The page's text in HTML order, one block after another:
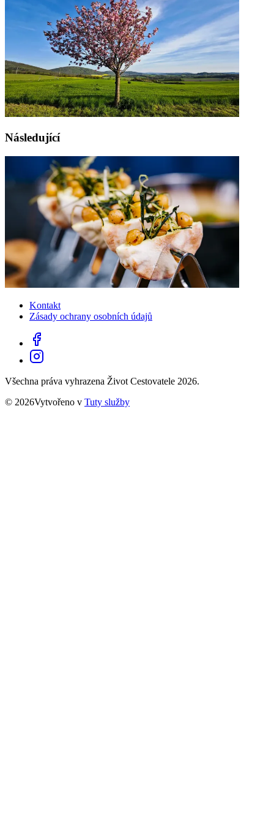
Následující
Kontakt
Zásady ochrany osobních údajů
Všechna práva vyhrazena Život Cestovatele 2026.
© 2026Vytvořeno v Tuty služby